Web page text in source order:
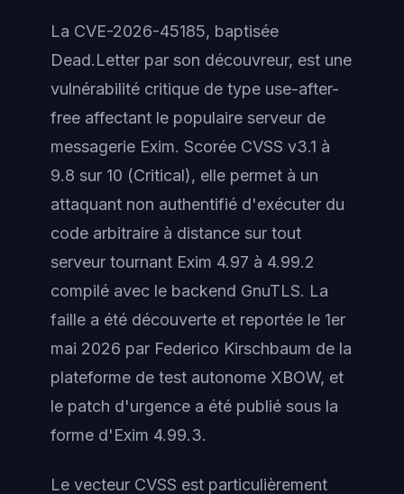
La CVE-2026-45185, baptisée
Dead.Letter par son découvreur, est une
vulnérabilité critique de type use-after-
free affectant le populaire serveur de
messagerie Exim. Scorée CVSS v3.1 à
9.8 sur 10 (Critical), elle permet à un
attaquant non authentifié d'exécuter du
code arbitraire à distance sur tout
serveur tournant Exim 4.97 à 4.99.2
compilé avec le backend GnuTLS. La
faille a été découverte et reportée le 1er
mai 2026 par Federico Kirschbaum de la
plateforme de test autonome XBOW, et
le patch d'urgence a été publié sous la
forme d'Exim 4.99.3.
Le vecteur CVSS est particulièrement